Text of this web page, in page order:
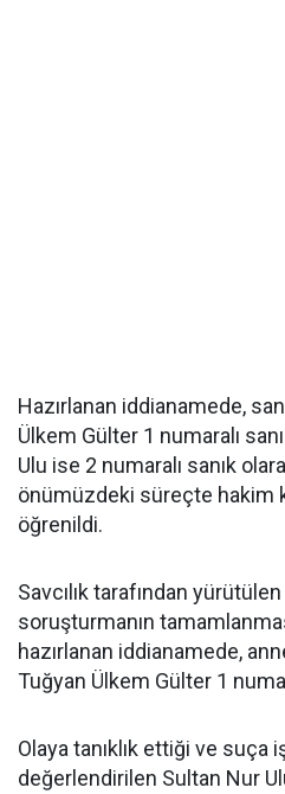
Hazırlanan iddianamede,
Ülkem Gülter 1 numaralı
Ulu ise 2 numaralı sanık
önümüzdeki süreçte hakim
öğrenildi.
Savcılık tarafından
soruşturmanın
hazırlanan iddianamede,
Tuğyan Ülkem Gülter 1
Olaya tanıklık ettiği ve suça
değerlendirilen Sultan Nur